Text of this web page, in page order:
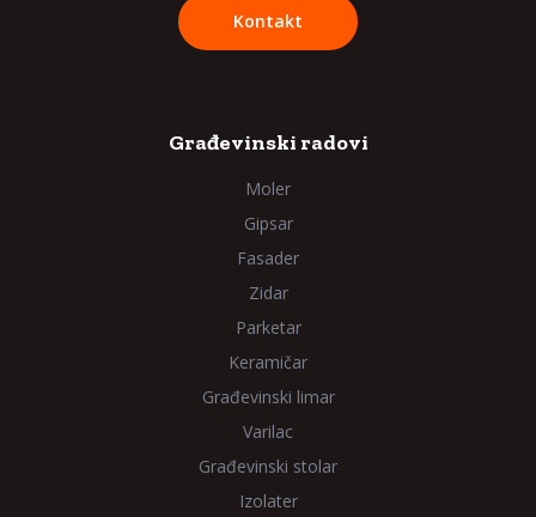
Kontakt
Građevinski radovi
Moler
Gipsar
Fasader
Zidar
Parketar
Keramičar
Građevinski limar
Varilac
Građevinski stolar
Izolater